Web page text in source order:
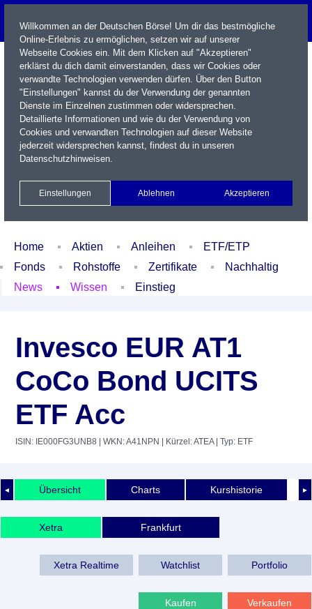
Name / WKN / ISIN / Kürzel
Xetra Realtime
Watchlist Portfolio Login
Home Aktien Anleihen
ETF/ETP
Fonds
Rohstoffe Zertifikate
Nachhaltig
News
Wissen Einstieg
Invesco EUR AT1
CoCo Bond UCITS
ETF Acc
ISIN: IE000FG3UNB8 | WKN: A41NPN | Kürzel: ATEA| Typ: ETF
◄ ►
Übersicht Charts Kurshistorie
Xetra Frankfurt
Xetra Realtime Watchlist Portfolio
Kaufen Verkaufen
Willkommen an der Deutschen Börse! Um dir das bestmögliche
Online-Erlebnis zu ermöglichen, setzen wir auf unserer
Webseite Cookies ein. Mit dem Klicken auf "Akzeptieren"
erklärst du dich damit einverstanden, dass wir Cookies oder
verwandte Technologien verwenden dürfen. Über den Button
"Einstellungen" kannst du der Verwendung der genannten
Dienste im Einzelnen zustimmen oder widersprechen.
Detaillierte Informationen und wie du der Verwendung von
Cookies und verwandten Technologien auf dieser Website
jederzeit widersprechen kannst, findest du in unseren
Datenschutzhinweisen.
Einstellungen Ablehnen Akzeptieren